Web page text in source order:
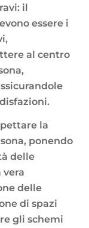
il
essere i
al centro
la
ponendo
delle
vera
delle
di spazi
gli schemi